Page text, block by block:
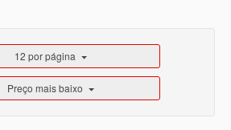
12 por página
Preço mais baixo